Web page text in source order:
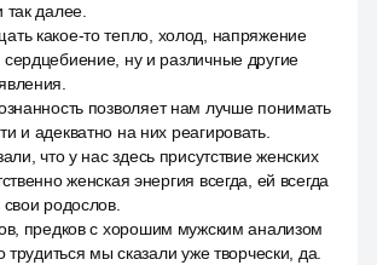
далее.
какое-то тепло, холод, напряжение
ну и различные другие
позволяет нам лучше понимать
и адекватно на них реагировать.
что у нас здесь присутствие женских
женская энергия всегда, ей всегда
родослов.
предков с хорошим мужским анализом
трудиться мы сказали уже творчески, да.